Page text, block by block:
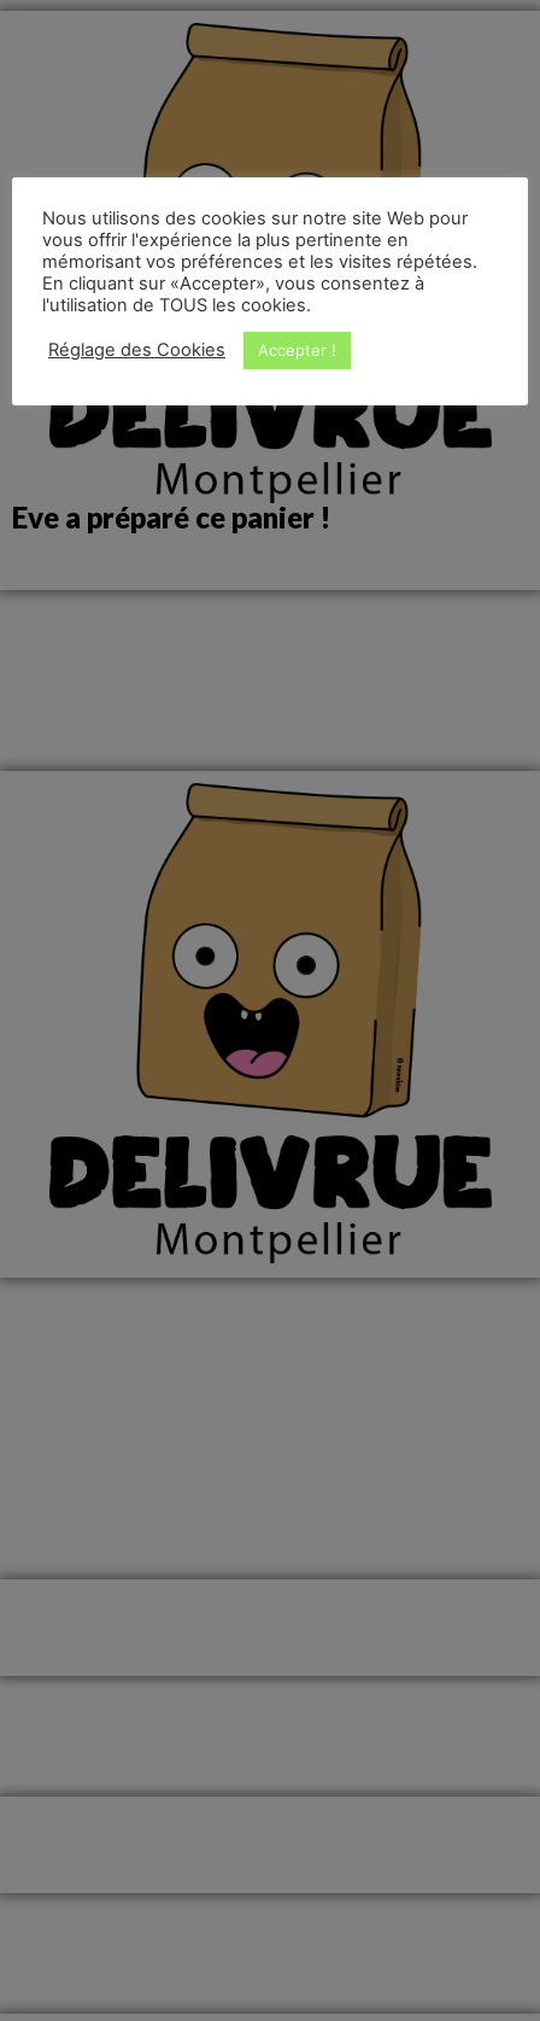
Eve a préparé ce panier !
Nous utilisons des cookies sur notre site Web pour
vous offrir l'expérience la plus pertinente en
mémorisant vos préférences et les visites répétées.
En cliquant sur «Accepter», vous consentez à
l'utilisation de TOUS les cookies.
Réglage des Cookies Accepter !